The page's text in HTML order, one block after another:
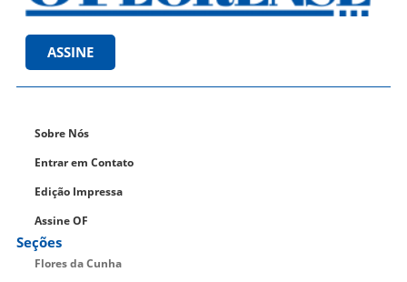
ASSINE
Sobre Nós
Entrar em Contato
Edição Impressa
Assine OF
Seções
Flores da Cunha